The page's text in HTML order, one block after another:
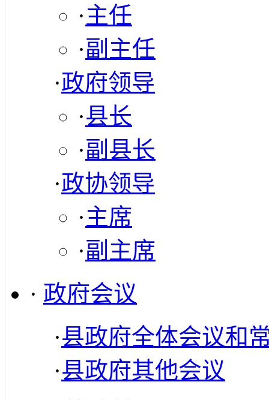
·主任
·副主任
·政府领导
·县长
·副县长
·政协领导
·主席
·副主席
· 政府会议
·县政府全体会议和
·县政府其他会议